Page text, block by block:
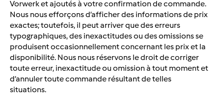
Vorwerk et ajoutés à votre confirmation de commande.
Nous nous efforçons d’afficher des informations de prix
exactes; toutefois, il peut arriver que des erreurs
typographiques, des inexactitudes ou des omissions se
produisent occasionnellement concernant les prix et la
disponibilité. Nous nous réservons le droit de corriger
toute erreur, inexactitude ou omission à tout moment et
d’annuler toute commande résultant de telles
situations.